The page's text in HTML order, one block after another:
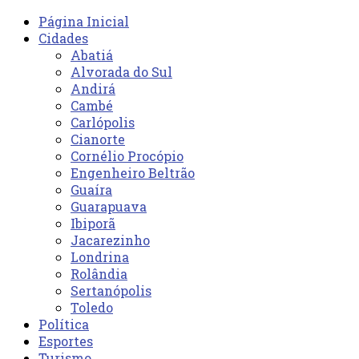
Página Inicial
Cidades
Abatiá
Alvorada do Sul
Andirá
Cambé
Carlópolis
Cianorte
Cornélio Procópio
Engenheiro Beltrão
Guaíra
Guarapuava
Ibiporã
Jacarezinho
Londrina
Rolândia
Sertanópolis
Toledo
Política
Esportes